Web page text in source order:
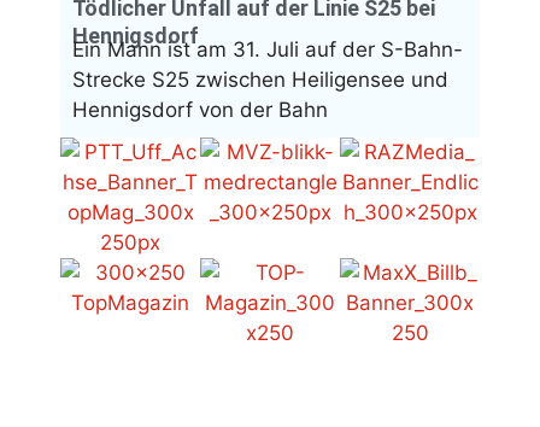
Tödlicher Unfall auf der Linie S25 bei
Hennigsdorf
Ein Mann ist am 31. Juli auf der S-Bahn-
Strecke S25 zwischen Heiligensee und
Hennigsdorf von der Bahn